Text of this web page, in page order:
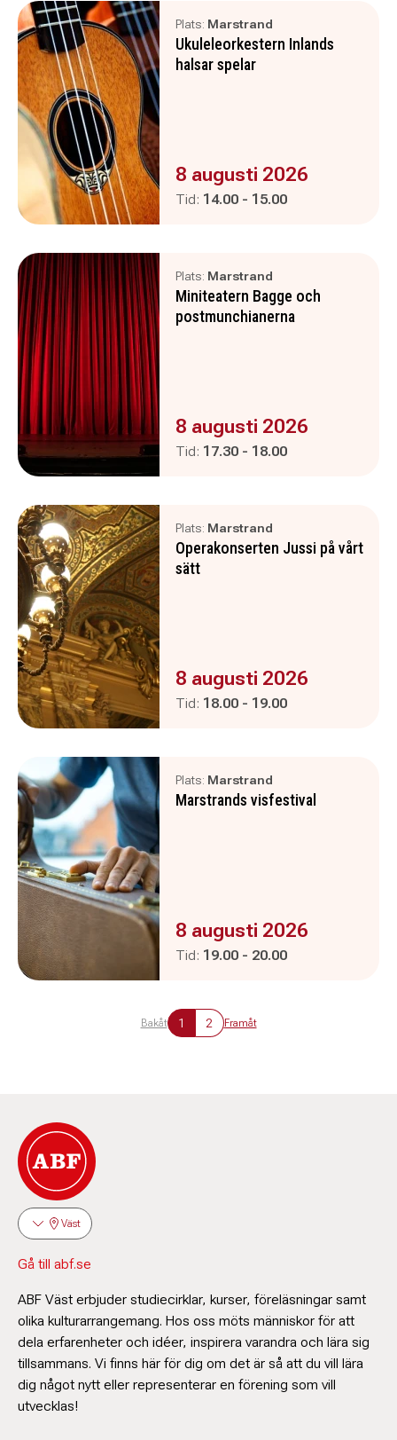
Plats: Marstrand
Ukuleleorkestern Inlands
halsar spelar
Evenemanget är :
8 augusti 2026
Tid: Pågår mellan
14.00 - och
15.00
Plats: Marstrand
Miniteatern Bagge och
postmunchianerna
Evenemanget är :
8 augusti 2026
Tid: Pågår mellan
17.30 - och
18.00
Plats: Marstrand
Operakonserten Jussi på vårt
sätt
Evenemanget är :
8 augusti 2026
Tid: Pågår mellan
18.00 - och
19.00
Plats: Marstrand
Marstrands visfestival
Evenemanget är :
8 augusti 2026
Tid: Pågår mellan
19.00 - och
20.00
Bakåt 1 2 Framåt
Väst
Gå till abf.se
ABF Väst erbjuder studiecirklar, kurser, föreläsningar samt
olika kulturarrangemang. Hos oss möts människor för att
dela erfarenheter och idéer, inspirera varandra och lära sig
tillsammans. Vi finns här för dig om det är så att du vill lära
dig något nytt eller representerar en förening som vill
utvecklas!